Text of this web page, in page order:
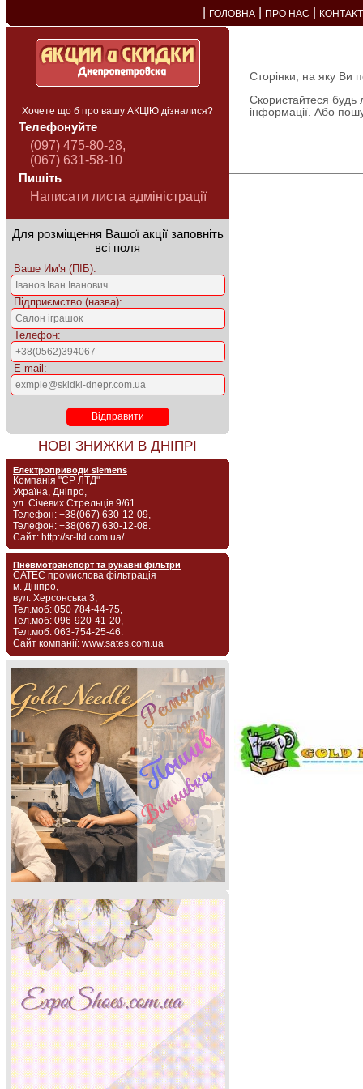
ГОЛОВНА ПРО НАС
Хочете що б про вашу АКЦІЮ дізналися?
Телефонуйте
(097) 475-80-28,
(067) 631-58-10
Пишіть
Написати листа адміністрації
Для розміщення Вашої акції заповніть
всі поля
Ваше Им'я (ПІБ):
Підприємство (назва):
Телефон:
E-mail:
НОВІ ЗНИЖКИ В ДНІПРІ
Електроприводи siemens
Компанія "СР ЛТД"
Україна, Дніпро,
ул. Січевих Стрельців 9/61.
Телефон: +38(067) 630-12-09,
Телефон: +38(067) 630-12-08.
Сайт: http://sr-ltd.com.ua/
Пневмотранспорт та рукавні фільтри
САТЕС промислова фільтрація
м. Дніпро,
вул. Херсонська 3,
Тел.моб: 050 784-44-75,
Тел.моб: 096-920-41-20,
Тел.моб: 063-754-25-46.
Сайт компанії: www.sates.com.ua
Сторінки, на яку Ви
Скористайтеся будь
інформації. Або